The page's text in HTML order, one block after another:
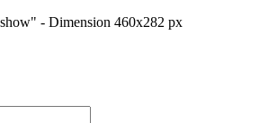
- Dimension 460x282 px